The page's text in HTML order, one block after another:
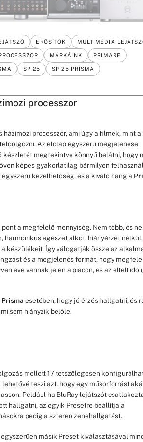
ERŐSÍTŐK MULTIMÉDIA
MÁRKÁINK
PRIMARE
SP 25 SP 25 PRISMA
processzor
házimozi processzor, ami úgy a filmek, mint a
Az előlap egyszerű megjelenése
készletét megtekintve könnyű belátni, hogy
képes gyakorlatilag bármilyen
kezelhetőség, és a kiváló hang a
a megfelelő mennyiség. Nem több, és
harmonikus egészet alkot, hiányérzet
készülékeit. Így válogatják össze az
és a megjelenés formát, hogy
éve vannak jelen a piacon, és az eltelt idő
Prisma esetében, hogy jó érzés hallgatni, és
sem hiányzik belőle.
mellett 17 tetszőlegesen
teszi azt, hogy egy műsorforrást
Például ha BluRay lejátszót
hallgatni, az egyik Presetre beállítja a
pedig a sztereó zenehallgatást.
másik Preset kiválasztásával